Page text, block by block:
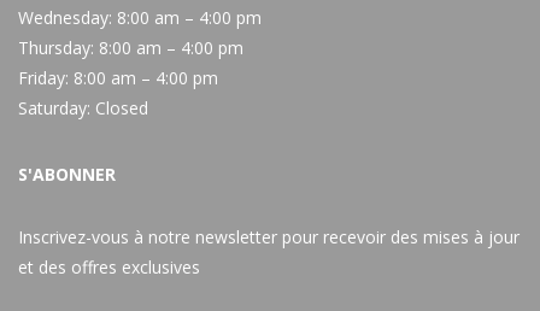
Wednesday: 8:00 am – 4:00 pm
Thursday: 8:00 am – 4:00 pm
Friday: 8:00 am – 4:00 pm
Saturday: Closed
S'ABONNER
Inscrivez-vous à notre newsletter pour recevoir des mises à jour
et des offres exclusives